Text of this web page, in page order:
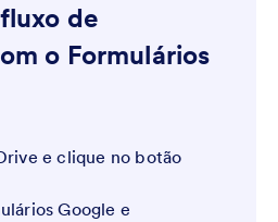
de
o Formulários
e clique no botão
Google e